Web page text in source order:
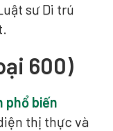
sư Di trú
600)
phổ biến
thị thực và